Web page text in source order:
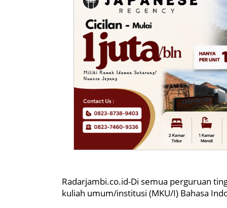
Radarjambi.co.id-Di semua perguruan
kuliah umum/institusi (MKU/I) Bahasa